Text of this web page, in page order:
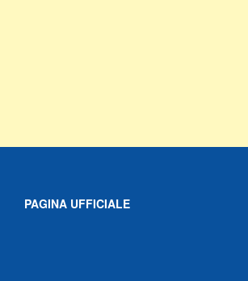
PAGINA UFFICIALE